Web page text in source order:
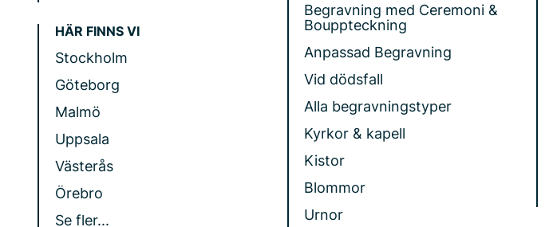
HÄR FINNS VI
Stockholm
Göteborg
Malmö
Uppsala
Västerås
Örebro
Se fler...
Begravning med Ceremoni &
Bouppteckning
Anpassad Begravning
Vid dödsfall
Alla begravningstyper
Kyrkor & kapell
Kistor
Blommor
Urnor